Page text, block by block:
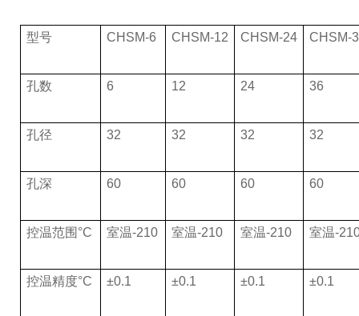
型号 CHSM-6 CHSM-12 CHSM-24 CHSM-
孔数 6 12 24 36
孔径 32 32 32 32
孔深 60 60 60 60
控温范围°C 室温-210 室温-210 室温-210 室温-
控温精度°C ±0.1 ±0.1 ±0.1 ±0.1